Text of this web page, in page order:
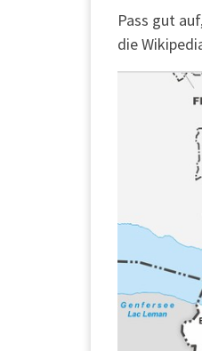
Pass gut
die